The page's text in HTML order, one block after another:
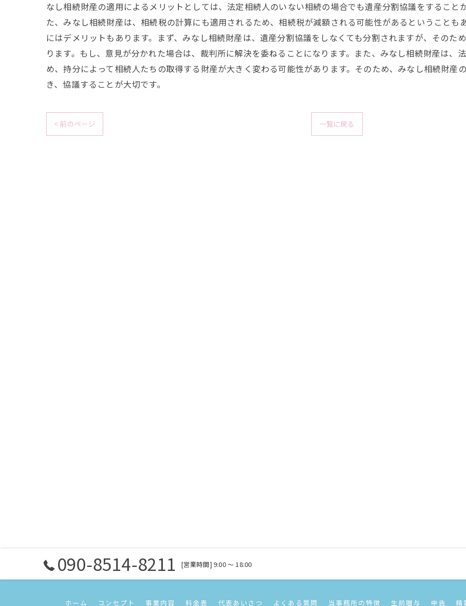
なし相続財産の適用によるメリットとしては、法定相続人のいない相続の場合でも遺産分割協議をすること
た、みなし相続財産は、相続税の計算にも適用されるため、相続税が減額される可能性があるということも
にはデメリットもあります。まず、みなし相続財産は、遺産分割協議をしなくても分割されますが、そのた
ります。もし、意見が分かれた場合は、裁判所に解決を委ねることになります。また、みなし相続財産は、
め、持分によって相続人たちの取得する財産が大きく変わる可能性があります。そのため、みなし相続財産
き、協議することが大切です。
< 前のページ 一覧に戻る
090-8514-8211 [営業時間] 9:00 ～ 18:00
ホーム コンセプト 事業内容 料金表 代表あいさつ よくある質問 当事務所の特徴 生前贈与 申告 精